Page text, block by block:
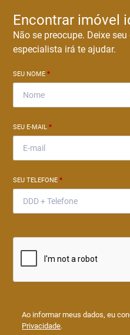
Encontrar imóvel
Não se preocupe. Deixe
especialista irá te ajudar.
SEU NOME*
SEU E-MAIL*
SEU TELEFONE*
Ao informar meus dados, eu
Privacidade.